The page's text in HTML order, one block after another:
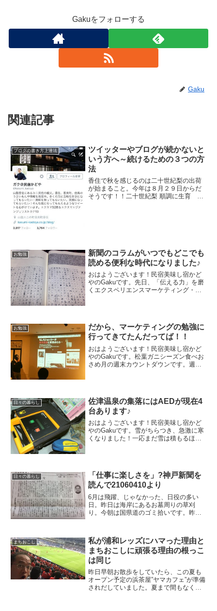
Gakuをフォローする
Gaku
関連記事
ブログの書き方上達法
ツイッターやブログが続かないと
いう方へ～続けるための３つの方
法
香住で秋を感じるのは二十世紀梨の出荷
が始まること。今年は８月２９日からだ
そうです！！二十世紀梨 順調に生育 香
お勉強
新聞のコラムがいつでもどこでも
読める便利な時代になりました♪
おはようございます！民宿美味し宿かど
やのGakuです。先日、「伝える力」を磨
くエクスペリエンスマーケティング・エ
お勉強
だから、マーケティングの勉強に
行ってきてたんだってば！！
おはようございます！民宿美味し宿かど
やのGakuです。松葉ガニシーズン食べお
さめ月の週末カウントダウンです。週
日々の暮らし
佐津温泉の集落にはAEDが現在4
台あります♪
おはようございます！民宿美味し宿かど
やのGakuです。雪がちらつき、急激に寒
くなりました！一応まだ雪は積もるほど
地域ではとても危険で...
日々の暮らし
「仕事に楽しさを」?神戸新聞を
読んで21060410より
6月は飛躍、じゃなかった、日役の多い
日。昨日は海岸にあるお墓周りの草刈
り。今朝は国県道のゴミ拾いです。昨
おはようございます。民宿美味し宿かど
やのガクです。神戸新聞にて４...
まちおこし
私が浦和レッズにハマった理由と
まちおこしに頑張る理由の根っこ
は同じ
昨日早朝お散歩をしていたら、この夏も
オープン予定の浜茶屋”ヤマカフェ”が準備
されだしていました。夏まで間もなくで